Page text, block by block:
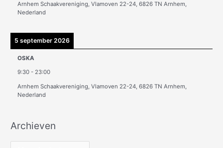
Arnhem Schaakvereniging, Vlamoven 22-24, 6826 TN Arnhem,
Nederland
5 september 2026
OSKA
9:30 - 23:00
Arnhem Schaakvereniging, Vlamoven 22-24, 6826 TN Arnhem,
Nederland
Archieven